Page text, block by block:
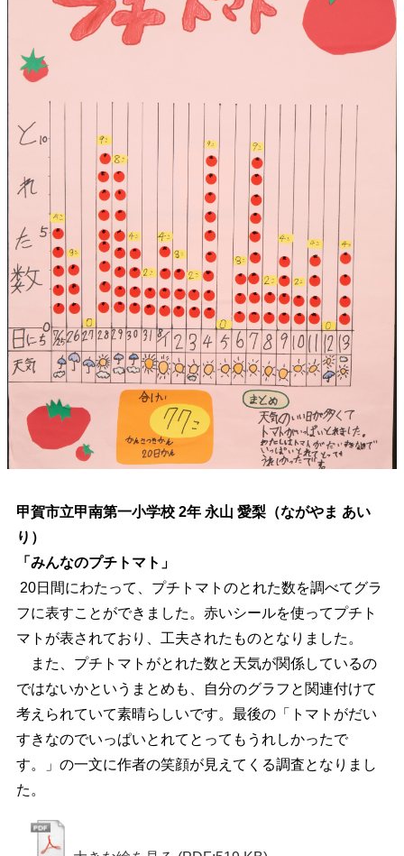
甲賀市立甲南第一小学校 2年 永山 愛梨（ながやま あい
り）
「みんなのプチトマト」
20日間にわたって、プチトマトのとれた数を調べてグラ
フに表すことができました。赤いシールを使ってプチト
マトが表されており、工夫されたものとなりました。
また、プチトマトがとれた数と天気が関係しているの
ではないかというまとめも、自分のグラフと関連付けて
考えられていて素晴らしいです。最後の「トマトがだい
すきなのでいっぱいとれてとってもうれしかったで
す。」の一文に作者の笑顔が見えてくる調査となりまし
た。